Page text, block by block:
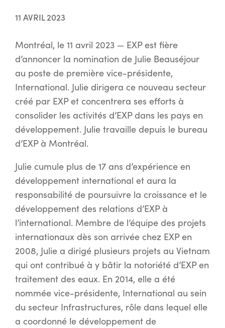
11 AVRIL 2023
Montréal, le 11 avril 2023 — EXP est fière
d’annoncer la nomination de Julie Beauséjour
au poste de première vice-présidente,
International. Julie dirigera ce nouveau secteur
créé par EXP et concentrera ses efforts à
consolider les activités d’EXP dans les pays en
développement. Julie travaille depuis le bureau
d’EXP à Montréal.
Julie cumule plus de 17 ans d’expérience en
développement international et aura la
responsabilité de poursuivre la croissance et le
développement des relations d’EXP à
l’international. Membre de l’équipe des projets
internationaux dès son arrivée chez EXP en
2008, Julie a dirigé plusieurs projets au Vietnam
qui ont contribué à y bâtir la notoriété d’EXP en
traitement des eaux. En 2014, elle a été
nommée vice-présidente, International au sein
du secteur Infrastructures, rôle dans lequel elle
a coordonné le développement de